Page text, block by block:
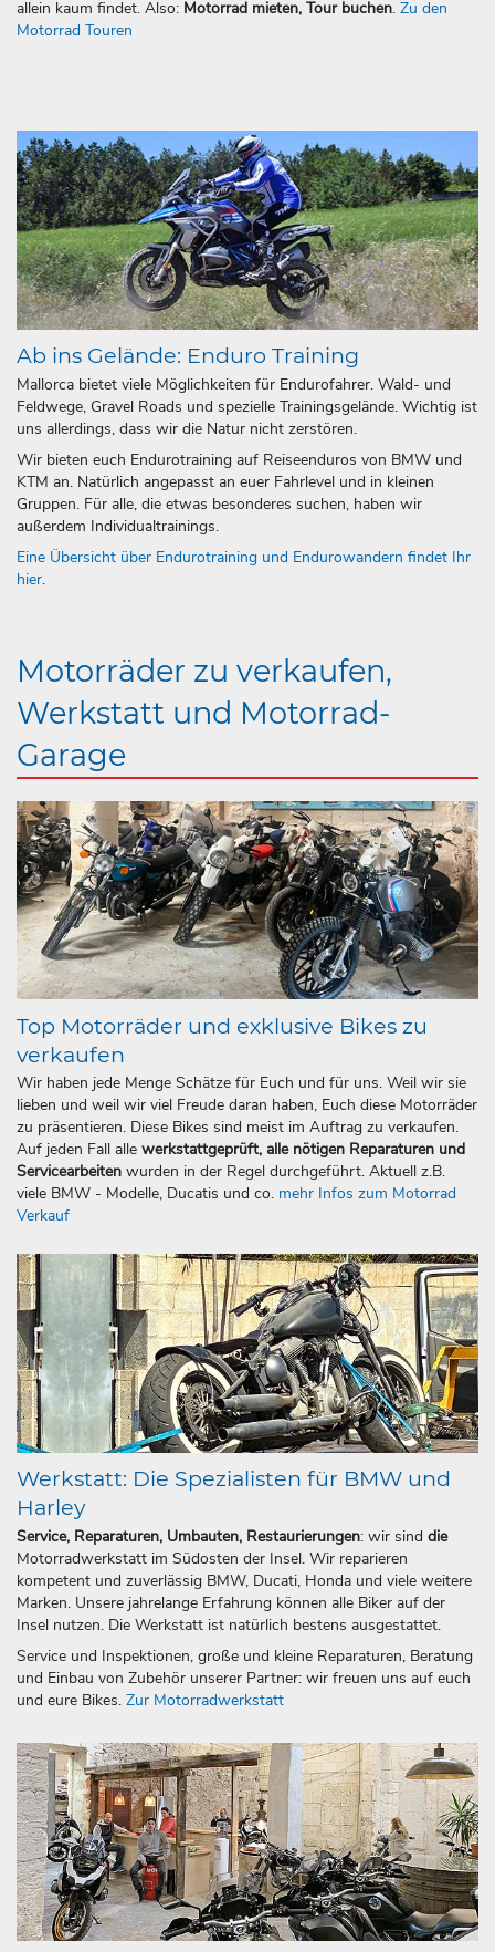
allein kaum findet. Also: Motorrad mieten, Tour buchen. Zu den
Motorrad Touren
Ab ins Gelände: Enduro Training
Mallorca bietet viele Möglichkeiten für Endurofahrer. Wald- und
Feldwege, Gravel Roads und spezielle Trainingsgelände. Wichtig ist
uns allerdings, dass wir die Natur nicht zerstören.
Wir bieten euch Endurotraining auf Reiseenduros von BMW und
KTM an. Natürlich angepasst an euer Fahrlevel und in kleinen
Gruppen. Für alle, die etwas besonderes suchen, haben wir
außerdem Individualtrainings.
Eine Übersicht über Endurotraining und Endurowandern findet Ihr
hier.
Motorräder zu verkaufen,
Werkstatt und Motorrad-
Garage
Top Motorräder und exklusive Bikes zu
verkaufen
Wir haben jede Menge Schätze für Euch und für uns. Weil wir sie
lieben und weil wir viel Freude daran haben, Euch diese Motorräder
zu präsentieren. Diese Bikes sind meist im Auftrag zu verkaufen.
Auf jeden Fall alle werkstattgeprüft, alle nötigen Reparaturen und
Servicearbeiten wurden in der Regel durchgeführt. Aktuell z.B.
viele BMW - Modelle, Ducatis und co. mehr Infos zum Motorrad
Verkauf
Werkstatt: Die Spezialisten für BMW und
Harley
Service, Reparaturen, Umbauten, Restaurierungen: wir sind die
Motorradwerkstatt im Südosten der Insel. Wir reparieren
kompetent und zuverlässig BMW, Ducati, Honda und viele weitere
Marken. Unsere jahrelange Erfahrung können alle Biker auf der
Insel nutzen. Die Werkstatt ist natürlich bestens ausgestattet.
Service und Inspektionen, große und kleine Reparaturen, Beratung
und Einbau von Zubehör unserer Partner: wir freuen uns auf euch
und eure Bikes. Zur Motorradwerkstatt